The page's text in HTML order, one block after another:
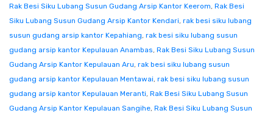
Rak Besi Siku Lubang Susun Gudang Arsip Kantor Keerom, Rak Besi
Siku Lubang Susun Gudang Arsip Kantor Kendari, rak besi siku lubang
susun gudang arsip kantor Kepahiang, rak besi siku lubang susun
gudang arsip kantor Kepulauan Anambas, Rak Besi Siku Lubang Susun
Gudang Arsip Kantor Kepulauan Aru, rak besi siku lubang susun
gudang arsip kantor Kepulauan Mentawai, rak besi siku lubang susun
gudang arsip kantor Kepulauan Meranti, Rak Besi Siku Lubang Susun
Gudang Arsip Kantor Kepulauan Sangihe, Rak Besi Siku Lubang Susun